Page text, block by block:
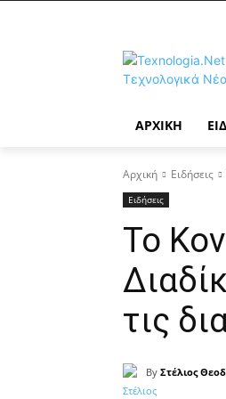
ΑΡΧΙΚΉ
Αρχική Ειδήσεις
Ειδήσεις
Το
τις
By Στέλιος